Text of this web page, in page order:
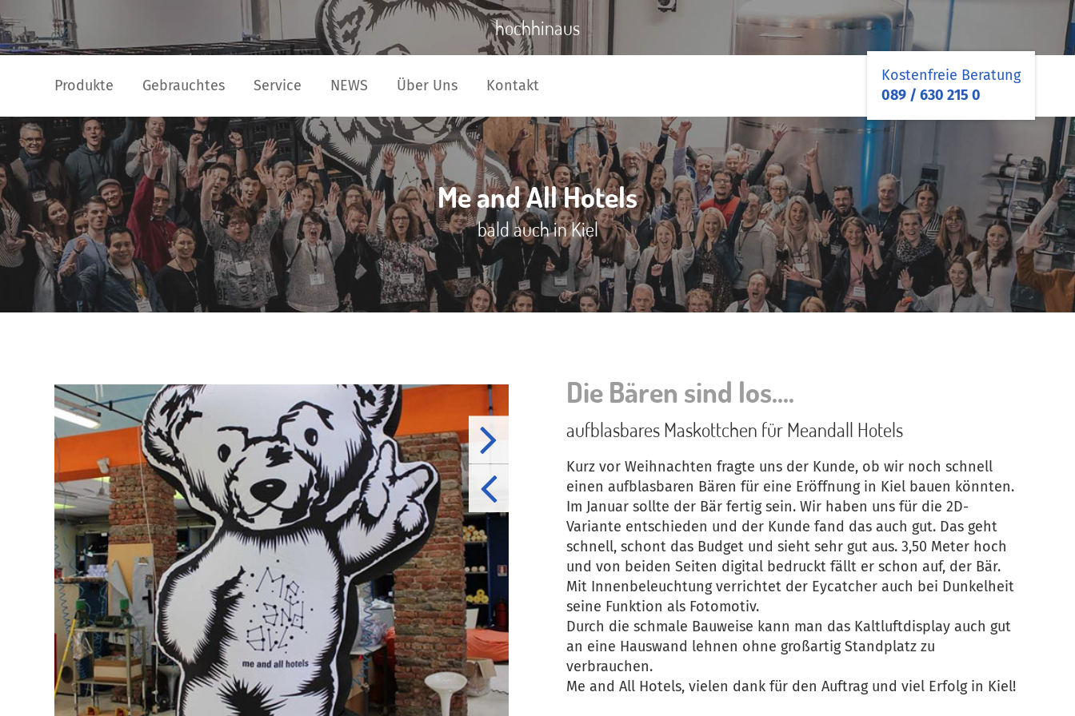
hochhinaus
Produkte Gebrauchtes Service NEWS Über Uns Kontakt
Kostenfreie Beratung
089 / 630 215 0
Me and All Hotels
bald auch in Kiel
Die Bären sind los....
aufblasbares Maskottchen für Meandall Hotels
Kurz vor Weihnachten fragte uns der Kunde, ob wir noch schnell
einen aufblasbaren Bären für eine Eröffnung in Kiel bauen könnten.
Im Januar sollte der Bär fertig sein. Wir haben uns für die 2D-
Variante entschieden und der Kunde fand das auch gut. Das geht
schnell, schont das Budget und sieht sehr gut aus. 3,50 Meter hoch
und von beiden Seiten digital bedruckt fällt er schon auf, der Bär.
Mit Innenbeleuchtung verrichtet der Eycatcher auch bei Dunkelheit
seine Funktion als Fotomotiv.
Durch die schmale Bauweise kann man das Kaltluftdisplay auch gut
an eine Hauswand lehnen ohne großartig Standplatz zu
verbrauchen.
Me and All Hotels, vielen dank für den Auftrag und viel Erfolg in Kiel!